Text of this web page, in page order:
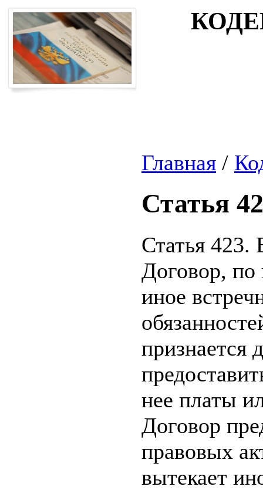
Главная /
Статья
Статья 423.
Договор, по
иное
признается
нее платы
Договор
правовых
вытекает